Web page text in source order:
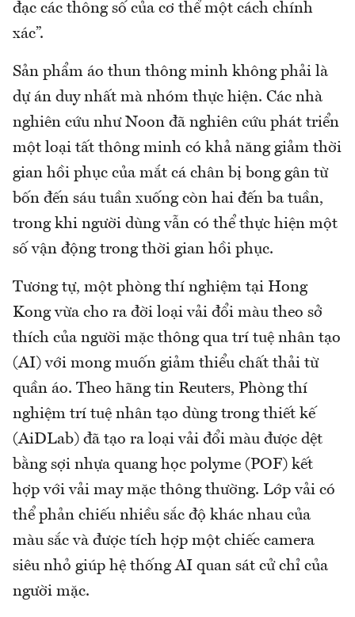
đạc các thông số của cơ thể một cách chính
xác”.
Sản phẩm áo thun thông minh không phải là
dự án duy nhất mà nhóm thực hiện. Các nhà
nghiên cứu như Noon đã nghiên cứu phát triển
một loại tất thông minh có khả năng giảm thời
gian hồi phục của mắt cá chân bị bong gân từ
bốn đến sáu tuần xuống còn hai đến ba tuần,
trong khi người dùng vẫn có thể thực hiện một
số vận động trong thời gian hồi phục.
Tương tự, một phòng thí nghiệm tại Hong
Kong vừa cho ra đời loại vải đổi màu theo sở
thích của người mặc thông qua trí tuệ nhân tạo
(AI) với mong muốn giảm thiểu chất thải từ
quần áo. Theo hãng tin Reuters, Phòng thí
nghiệm trí tuệ nhân tạo dùng trong thiết kế
(AiDLab) đã tạo ra loại vải đổi màu được dệt
bằng sợi nhựa quang học polyme (POF) kết
hợp với vải may mặc thông thường. Lớp vải có
thể phản chiếu nhiều sắc độ khác nhau của
màu sắc và được tích hợp một chiếc camera
siêu nhỏ giúp hệ thống AI quan sát cử chỉ của
người mặc.